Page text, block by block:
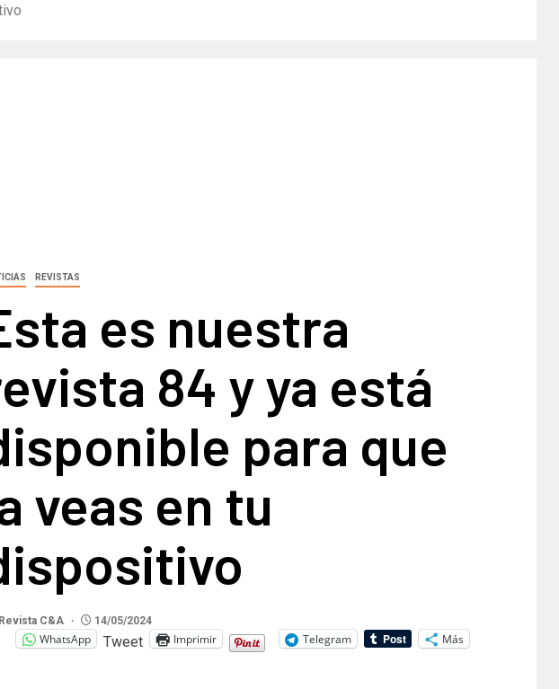
REVISTAS
es nuestra
84 y ya está
para que
veas en tu
Revista C&A 14/05/2024
WhatsApp Tweet Imprimir Telegram Más